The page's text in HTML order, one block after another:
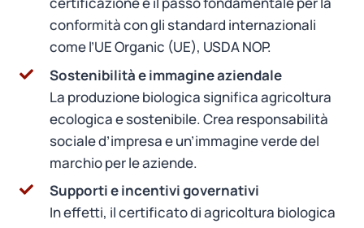
conformità con gli standard internazionali
come l’UE Organic (UE), USDA NOP.
Sostenibilità e immagine aziendale
La produzione biologica significa agricoltura
ecologica e sostenibile. Crea responsabilità
sociale d’impresa e un’immagine verde del
marchio per le aziende.
Supporti e incentivi governativi
In effetti, il certificato di agricoltura biologica